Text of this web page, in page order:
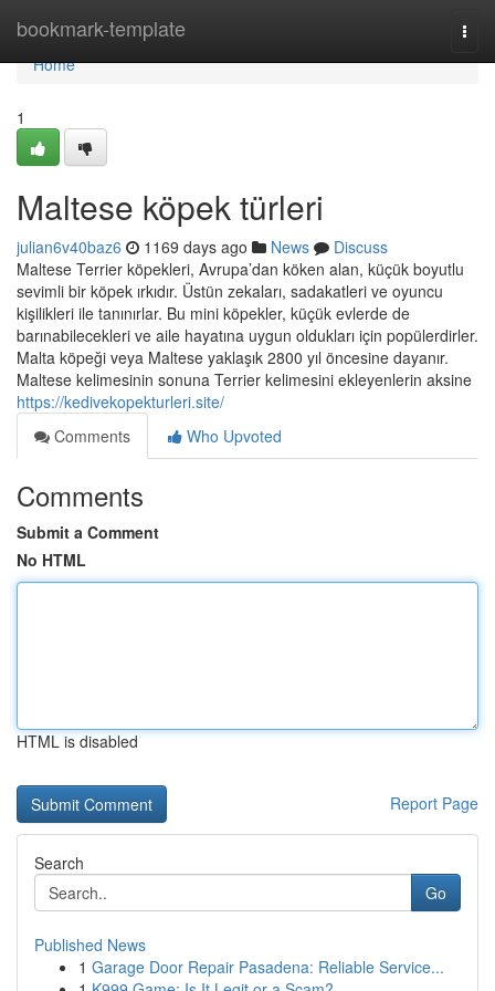
bookmark-template
Home
Home
1
Maltese köpek türleri
julian6v40baz6 1169 days ago News
Discuss
Maltese Terrier köpekleri, Avrupa’dan köken alan, küçük boyutlu
sevimli bir köpek ırkıdır. Üstün zekaları, sadakatleri ve oyuncu
kişilikleri ile tanınırlar. Bu mini köpekler, küçük evlerde de
barınabilecekleri ve aile hayatına uygun oldukları için popülerdirler.
Malta köpeği veya Maltese yaklaşık 2800 yıl öncesine dayanır.
Maltese kelimesinin sonuna Terrier kelimesini ekleyenlerin aksine
https://kedivekopekturleri.site/
Comments
Who Upvoted
Comments
Submit a Comment
No HTML
HTML is disabled
Report Page
Search
Go
Published News
1 Garage Door Repair Pasadena: Reliable Service...